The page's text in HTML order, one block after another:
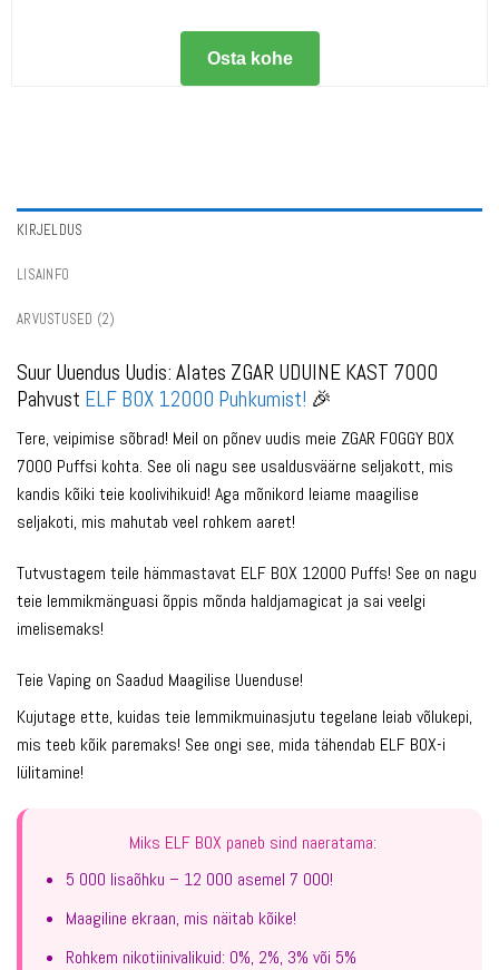
5.00/ 5
Osta kohe
KIRJELDUS
LISAINFO
ARVUSTUSED (2)
Suur Uuendus Uudis: Alates ZGAR UDUINE KAST 7000
Pahvust ELF BOX 12000 Puhkumist! 🎉
Tere, veipimise sõbrad! Meil on põnev uudis meie ZGAR FOGGY BOX
7000 Puffsi kohta. See oli nagu see usaldusväärne seljakott, mis
kandis kõiki teie koolivihikuid! Aga mõnikord leiame maagilise
seljakoti, mis mahutab veel rohkem aaret!
Tutvustagem teile hämmastavat ELF BOX 12000 Puffs! See on nagu
teie lemmikmänguasi õppis mõnda haldjamagicat ja sai veelgi
imelisemaks!
Teie Vaping on Saadud Maagilise Uuenduse!
Kujutage ette, kuidas teie lemmikmuinasjutu tegelane leiab võlukepi,
mis teeb kõik paremaks! See ongi see, mida tähendab ELF BOX-i
lülitamine!
Miks ELF BOX paneb sind naeratama:
5 000 lisaõhku – 12 000 asemel 7 000!
Maagiline ekraan, mis näitab kõike!
Rohkem nikotiinivalikuid: 0%, 2%, 3% või 5%